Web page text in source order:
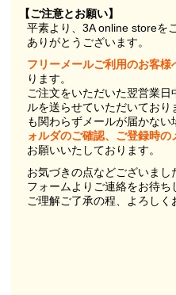
【ご注意とお願い】
平素より、3A online storeを
ありがとうございます。
フリーメールご利用のお客様
ります。
ご注文をいただいた翌営業
ルを送らせていただいてお
も関わらずメールが届かない
ォルダのご確認、ご登録時
お願いいたしております。
お気づきの点などございま
フォームよりご連絡をお待ち
ご理解ご了承の程、よろし